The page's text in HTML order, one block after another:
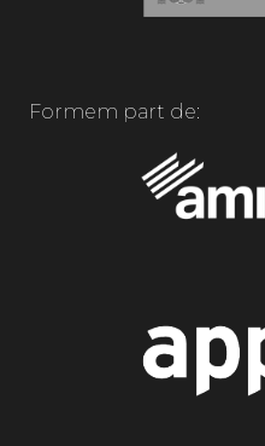
Formem part de: